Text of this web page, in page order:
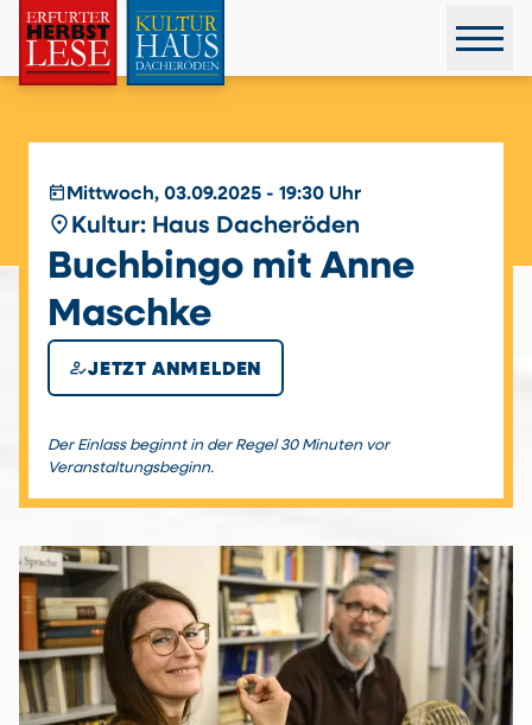
today Mittwoch, 03.09.2025 - 19:30 Uhr
place Kultur: Haus Dacheröden
Buchbingo mit Anne
Maschke
how_to_regJETZT ANMELDEN
Der Einlass beginnt in der Regel 30 Minuten vor
Veranstaltungsbeginn.